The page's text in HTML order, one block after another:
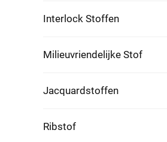
Interlock Stoffen
Milieuvriendelijke Stof
Jacquardstoffen
Ribstof